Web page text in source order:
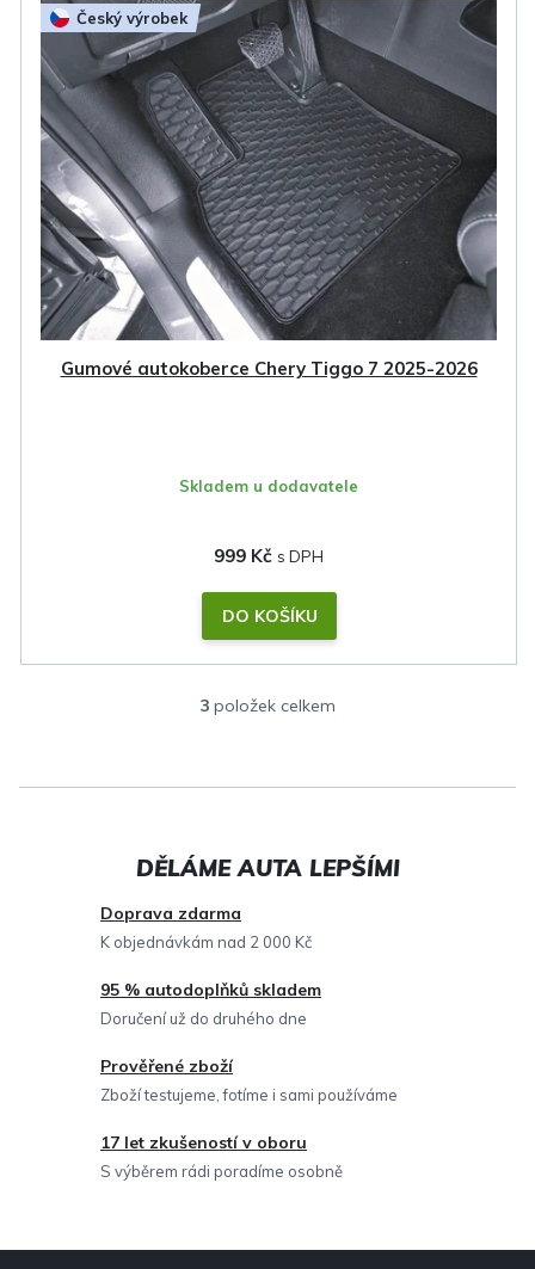
Český výrobek
Gumové autokoberce Chery Tiggo 7 2025-2026
Skladem u dodavatele
999 Kč
DO KOŠÍKU
O
l
a
í
p
r
y
v
ý
3 položek celkem
Doprava zdarma
K objednávkám nad 2 000 Kč
95 % autodoplňků skladem
Doručení už do druhého dne
Prověřené zboží
Zboží testujeme, fotíme i sami používáme
17 let zkušeností v oboru
S výběrem rádi poradíme osobně